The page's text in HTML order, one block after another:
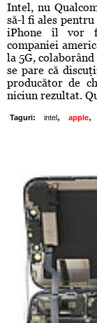
Intel, nu
să-l fi ales
iPhone îl vor
companiei
la 5G,
se pare că
producător de
niciun rezultat.
Taguri: intel , apple,